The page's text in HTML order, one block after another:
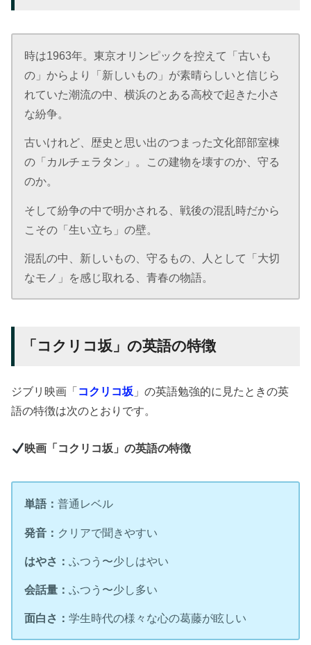
時は1963年。東京オリンピックを控えて「古いも
の」からより「新しいもの」が素晴らしいと信じら
れていた潮流の中、横浜のとある高校で起きた小さ
な紛争。
古いけれど、歴史と思い出のつまった文化部部室棟
の「カルチェラタン」。この建物を壊すのか、守る
のか。
そして紛争の中で明かされる、戦後の混乱時だから
こその「生い立ち」の壁。
混乱の中、新しいもの、守るもの、人として「大切
なモノ」を感じ取れる、青春の物語。
「コクリコ坂」の英語の特徴
ジブリ映画「コクリコ坂 」の英語勉強的に見たときの英
語の特徴は次のとおりです。
映画「コクリコ坂」の英語の特徴
単語：普通レベル
発音： クリアで聞きやすい
はやさ：ふつう〜少しはやい
会話量：ふつう〜少し多い
面白さ：学生時代の様々な心の葛藤が眩しい